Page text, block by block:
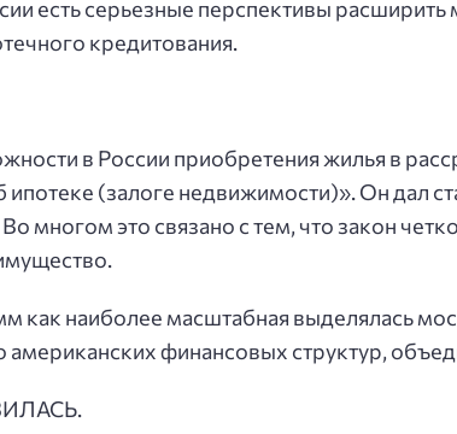
есть серьезные перспективы
кредитования.
в России приобретения жилья в
(залоге недвижимости)». Он дал
многом это связано с тем, что закон
как наиболее масштабная выделялась
американских финансовых структур,